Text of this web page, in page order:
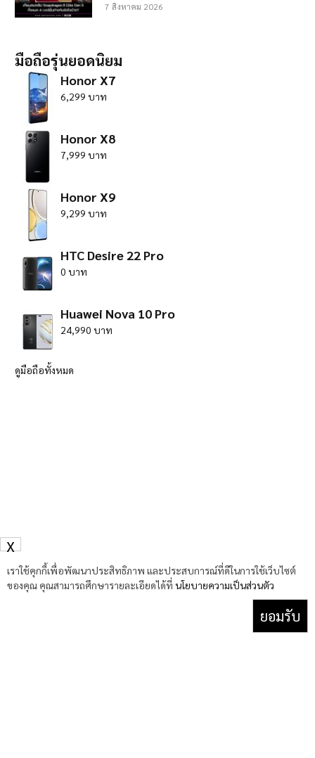
7 สิงหาคม 2026
มือถือรุ่นยอดนิยม
Honor X7
6,299 บาท
Honor X8
7,999 บาท
Honor X9
9,299 บาท
HTC Desire 22 Pro
0 บาท
Huawei Nova 10 Pro
24,990 บาท
ดูมือถือทั้งหมด
เราใช้คุกกี้เพื่อพัฒนาประสิทธิภาพ และประสบการณ์ที่ดีในการใช้เว็บไซต์
ของคุณ คุณสามารถศึกษารายละเอียดได้ที่ นโยบายความเป็นส่วนตัว
ยอมรับ
X